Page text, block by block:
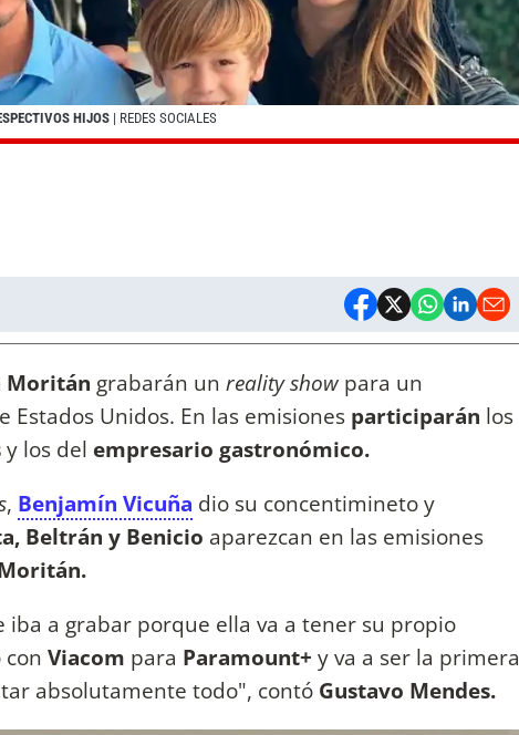
HIJOS | REDES SOCIALES
Moritán grabarán un reality show para un
Unidos. En las emisiones participarán los
y los del empresario gastronómico.
, Benjamín Vicuña dio su concentimineto y
Beltrán y Benicio aparezcan en las emisiones
iba a grabar porque ella va a tener su propio
Viacom para Paramount+ y va a ser la primera
absolutamente todo", contó Gustavo Mendes.